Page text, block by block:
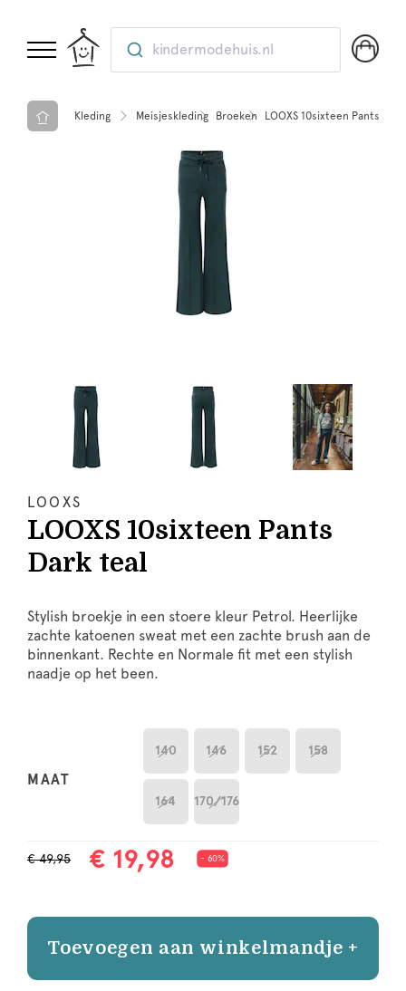
kindermodehuis.nl
Kleding Meisjeskleding Broeken LOOXS 10sixteen Pants
LOOXS
LOOXS 10sixteen Pants
Dark teal
Stylish broekje in een stoere kleur Petrol. Heerlijke
zachte katoenen sweat met een zachte brush aan de
binnenkant. Rechte en Normale fit met een stylish
naadje op het been.
MAAT
140 146 152 158
164 170/176
€ 49,95 € 19,98 - 60%
Toevoegen aan winkelmandje +